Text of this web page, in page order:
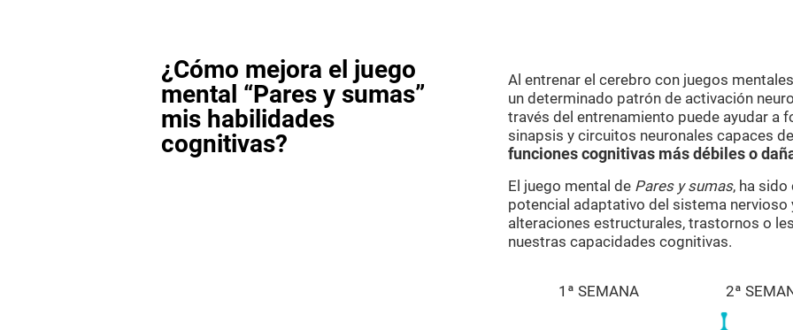
¿Cómo mejora el juego
mental “Pares y sumas”
mis habilidades
cognitivas?
Al entrenar el cerebro con juegos
un determinado patrón de activación
través del entrenamiento puede ayudar a
sinapsis y circuitos neuronales capaces
funciones cognitivas más débiles o
El juego mental de Pares y sumas, ha
potencial adaptativo del sistema nervioso
alteraciones estructurales, trastornos o
nuestras capacidades cognitivas.
1ª SEMANA 2ª